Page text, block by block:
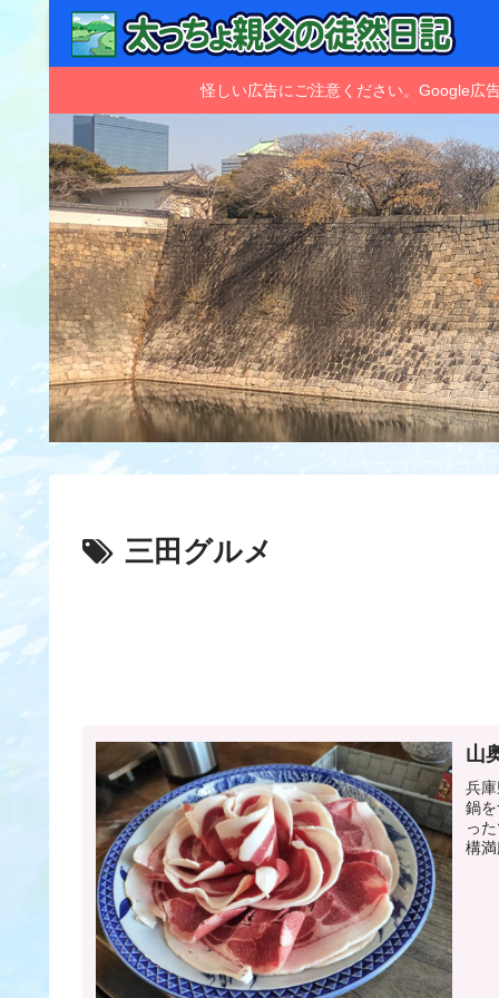
怪しい広告にご注意ください。Google広
三田グルメ
山
兵
鍋
っ
構